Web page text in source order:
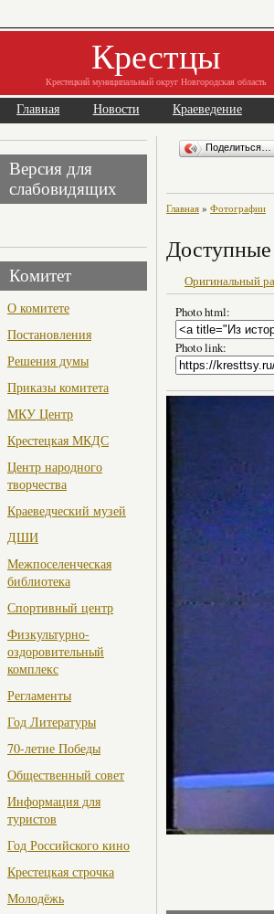
Крестцы
Крестецкий муниципальный округ Новгородская область
Главная Новости Краеведение
Версия для
слабовидящих
Комитет
О комитете
Постановления
Решения думы
Приказы комитета
МКУ Центр
Крестецкая МКДС
Центр народного
творчества
Краеведческий музей
ДШИ
Межпоселенческая
библиотека
Спортивный центр
Физкультурно-
оздоровительный
комплекс
Регламенты
Год Литературы
70-летие Победы
Общественный совет
Информация для
туристов
Год Российского кино
Крестецкая строчка
Молодёжь
Поделиться…
Главная » Фотографии
Оригинальный
Photo html:
Photo link: